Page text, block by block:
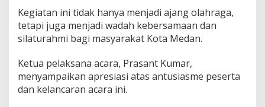
k
a
n
A
a
n
g
Kegiatan ini tidak hanya menjadi ajang olahraga,
tetapi juga menjadi wadah kebersamaan dan
silaturahmi bagi masyarakat Kota Medan.
Ketua pelaksana acara, Prasant Kumar,
menyampaikan apresiasi atas antusiasme peserta
dan kelancaran acara ini.